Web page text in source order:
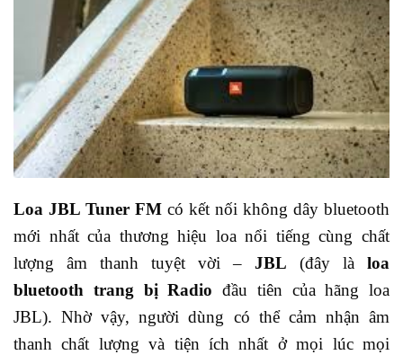
Loa JBL Tuner FM có kết nối không dây bluetooth
mới nhất của thương hiệu loa nổi tiếng cùng chất
lượng âm thanh tuyệt vời – JBL (đây là loa
bluetooth trang bịRadio đầu tiên của hãng loa
JBL). Nhờ vậy, người dùng có thể cảm nhận âm
thanh chất lượng và tiện ích nhất ở mọi lúc mọi